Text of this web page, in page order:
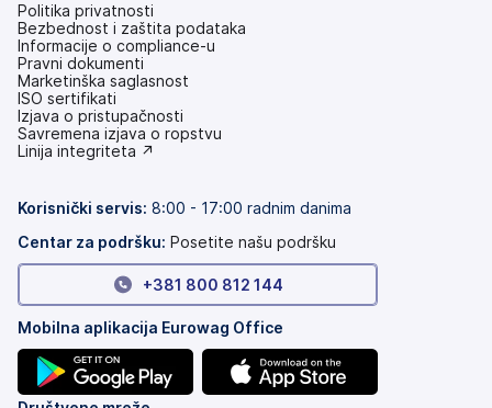
Politika privatnosti
Bezbednost i zaštita podataka
Informacije o compliance-u
Pravni dokumenti
Marketinška saglasnost
ISO sertifikati
Izjava o pristupačnosti
(otvara
se
kartice)
Savremena izjava o ropstvu
(otvara
nove
Linija integriteta ↗
Korisnički servis: 8:00 - 17:00 radnim danima
Centar za podršku: Posetite našu podršku
+381 800 812 144
Mobilna aplikacija Eurowag Office